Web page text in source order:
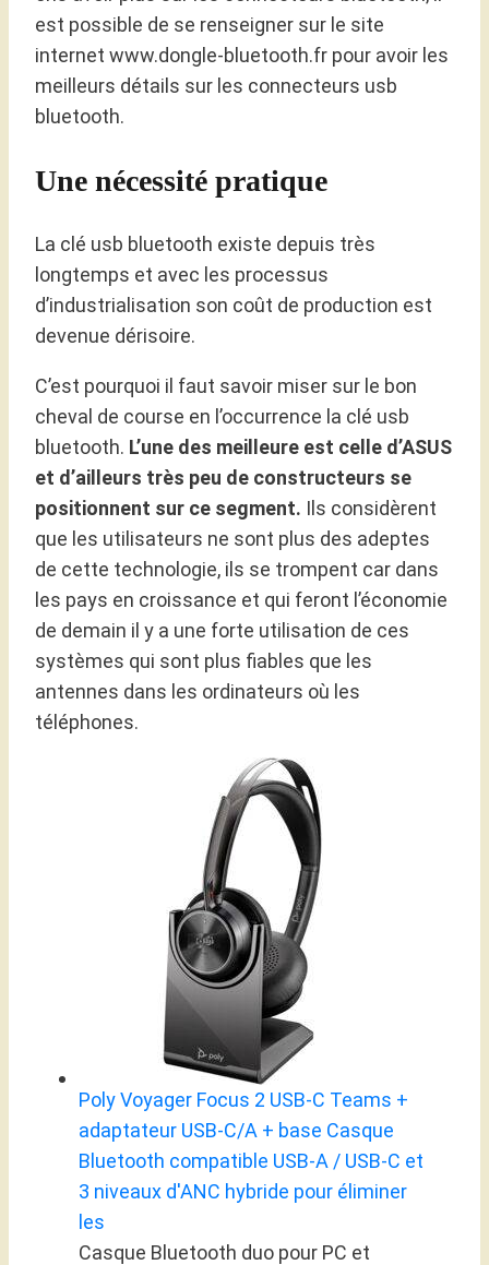
est possible de se renseigner sur le site
internet www.dongle-bluetooth.fr pour avoir les
meilleurs détails sur les connecteurs usb
bluetooth.
Une nécessité pratique
La clé usb bluetooth existe depuis très
longtemps et avec les processus
d’industrialisation son coût de production est
devenue dérisoire.
C’est pourquoi il faut savoir miser sur le bon
cheval de course en l’occurrence la clé usb
bluetooth. L’une des meilleure est celle d’ASUS
et d’ailleurs très peu de constructeurs se
positionnent sur ce segment. Ils considèrent
que les utilisateurs ne sont plus des adeptes
de cette technologie, ils se trompent car dans
les pays en croissance et qui feront l’économie
de demain il y a une forte utilisation de ces
systèmes qui sont plus fiables que les
antennes dans les ordinateurs où les
téléphones.
Poly Voyager Focus 2 USB-C Teams +
adaptateur USB-C/A + base Casque
Bluetooth compatible USB-A / USB-C et
3 niveaux d'ANC hybride pour éliminer
les
Casque Bluetooth duo pour PC et